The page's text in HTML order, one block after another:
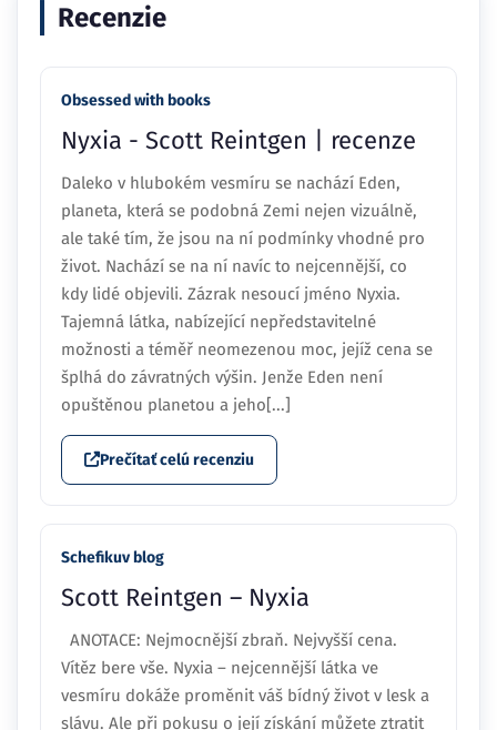
Recenzie
Obsessed with books
Nyxia - Scott Reintgen | recenze
Daleko v hlubokém vesmíru se nachází Eden,
planeta, která se podobná Zemi nejen vizuálně,
ale také tím, že jsou na ní podmínky vhodné pro
život. Nachází se na ní navíc to nejcennější, co
kdy lidé objevili. Zázrak nesoucí jméno Nyxia.
Tajemná látka, nabízející nepředstavitelné
možnosti a téměř neomezenou moc, jejíž cena se
šplhá do závratných výšin. Jenže Eden není
opuštěnou planetou a jeho[...]
Prečítať celú recenziu
Schefikuv blog
Scott Reintgen – Nyxia
ANOTACE: Nejmocnější zbraň. Nejvyšší cena.
Vítěz bere vše. Nyxia – nejcennější látka ve
vesmíru dokáže proměnit váš bídný život v lesk a
slávu. Ale při pokusu o její získání můžete ztratit